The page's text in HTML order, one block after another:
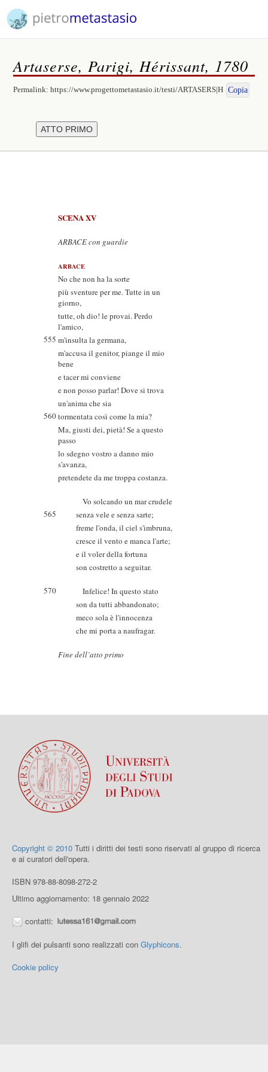
Artaserse, Parigi, Hérissant, 1780
Permalink:https://www.progettometastasio.it/testi/ARTASERS|H Copia
SCENA XV
ARBACE con guardie
ARBACE
No che non ha la sorte
più sventure per me. Tutte in un
giorno,
tutte, oh dio! le provai. Perdo
l'amico,
555 m'insulta la germana,
m'accusa il genitor, piange il mio
bene
e tacer mi conviene
e non posso parlar! Dove si trova
un'anima che sia
560tormentata così come la mia?
Ma, giusti dei, pietà! Se a questo
passo
lo sdegno vostro a danno mio
s'avanza,
pretendete da me troppa costanza.
Vo solcando un mar crudele
565
senza vele e senza sarte;
freme l'onda, il ciel s'imbruna,
cresce il vento e manca l'arte;
e il voler della fortuna
son costretto a seguitar.
570
Infelice! In questo stato
son da tutti abbandonato;
meco sola è l'innocenza
che mi porta a naufragar.
Fine dell’atto primo
Copyright © 2010 Tutti i diritti dei testi sono riservati al gruppo di ricerca
e ai curatori dell'opera.
ISBN 978-88-8098-272-2
Ultimo aggiornamento: 18 gennaio 2022
contatti:
I glifi dei pulsanti sono realizzati con Glyphicons.
Cookie policy